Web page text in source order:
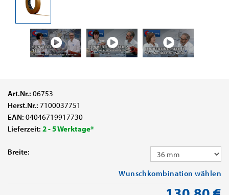
Art.Nr.: 06753
Herst.Nr.: 7100037751
EAN: 04046719917730
Lieferzeit: 2 - 5 Werktage*
Breite:
Wunschkombination wählen